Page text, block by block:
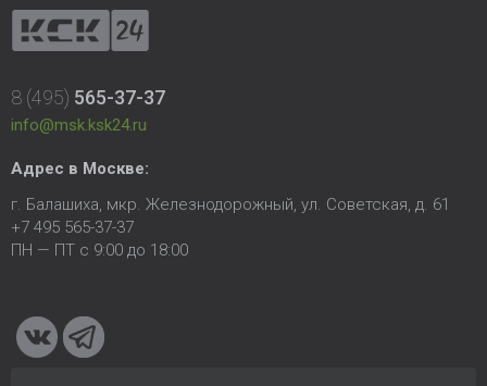
8 (495) 565-37-37
info@msk.ksk24.ru
Адрес в Москве:
г. Балашиха, мкр. Железнодорожный, ул. Советская, д. 61
+7 495 565-37-37
ПН — ПТ с 9:00 до 18:00